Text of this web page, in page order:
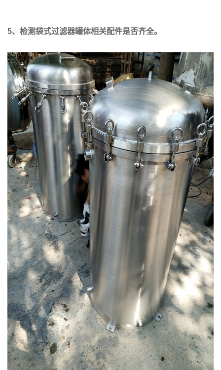
5、检测袋式过滤器罐体相关配件是否齐全。